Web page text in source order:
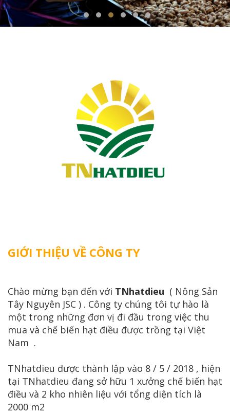
GIỚI THIỆU VỀ CÔNG TY
Chào mừng bạn đến với TNhatdieu ( Nông Sản
Tây Nguyên JSC ) . Công ty chúng tôi tự hào là
một trong những đơn vị đi đầu trong việc thu
mua và chế biến hạt điều được trồng tại Việt
Nam .
TNhatdieu được thành lập vào 8 / 5 / 2018 , hiện
tại TNhatdieu đang sở hữu 1 xưởng chế biến hạt
điều và 2 kho nhiên liệu với tổng diện tích là
2000 m2